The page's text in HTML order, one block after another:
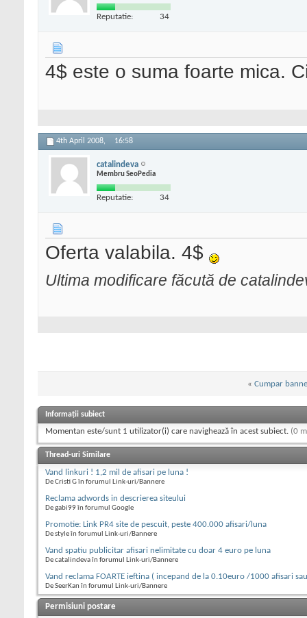
Reputatie: 34
4$ este o suma foarte mica.
4th April 2008, 16:58
catalindeva
Membru SeoPedia
Reputatie: 34
Oferta valabila. 4$
Ultima modificare făcută de
« Cumpar
Informații subiect
Momentan este/sunt 1 utilizator(i) care navighează în acest subiect. (0
Thread-uri Similare
Vand linkuri ! 1,2 mil de afisari pe luna !
De Cristi G în forumul Link-uri/Bannere
Reclama adwords in descrierea siteului
De gabi99 în forumul Google
Promotie: Link PR4 site de pescuit, peste 400.000 afisari/luna
De style în forumul Link-uri/Bannere
Vand spatiu publicitar afisari nelimitate cu doar 4 euro pe luna
De catalindeva în forumul Link-uri/Bannere
Vand reclama FOARTE ieftina ( incepand de la 0.10euro /1000 afisari
De SeerKan în forumul Link-uri/Bannere
Permisiuni postare